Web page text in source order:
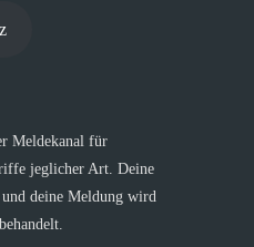
Meldekanal für
jeglicher Art. Deine
deine Meldung wird